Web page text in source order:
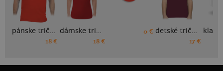
pánske tričko
18 €
dámske tričko
18 €
0 € detské tričko
17 €